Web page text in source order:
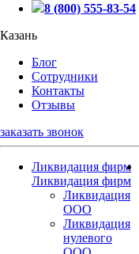
8 (800) 555-83-54
Казань
Блог
Сотрудники
Контакты
Отзывы
заказать звонок
Ликвидация фирм
Ликвидация фирм
Ликвидация
ООО
Ликвидация
нулевого